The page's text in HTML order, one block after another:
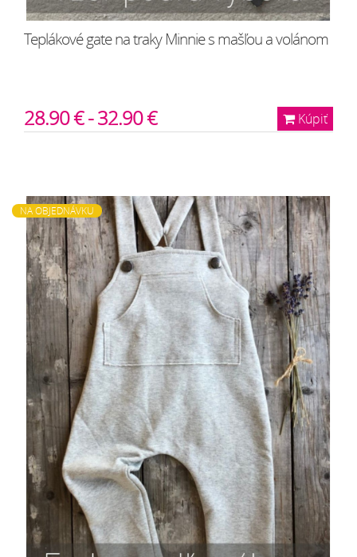
Teplákové gate na traky Minnie s mašľou a volánom
Kúpiť
28.90 € - 32.90 €
NA OBJEDNÁVKU